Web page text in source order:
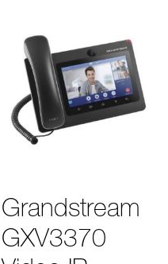
Grandstream
GXV3370